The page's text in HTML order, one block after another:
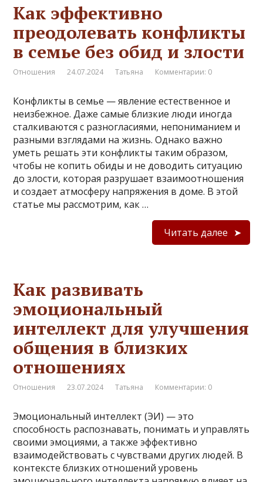
Как эффективно
преодолевать конфликты
в семье без обид и злости
Отношения 24.07.2024 Татьяна Комментарии: 0
Конфликты в семье — явление естественное и
неизбежное. Даже самые близкие люди иногда
сталкиваются с разногласиями, непониманием и
разными взглядами на жизнь. Однако важно
уметь решать эти конфликты таким образом,
чтобы не копить обиды и не доводить ситуацию
до злости, которая разрушает взаимоотношения
и создает атмосферу напряжения в доме. В этой
статье мы рассмотрим, как …
Читать далее
Как развивать
эмоциональный
интеллект для улучшения
общения в близких
отношениях
Отношения 23.07.2024 Татьяна Комментарии: 0
Эмоциональный интеллект (ЭИ) — это
способность распознавать, понимать и управлять
своими эмоциями, а также эффективно
взаимодействовать с чувствами других людей. В
контексте близких отношений уровень